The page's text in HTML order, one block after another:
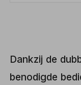
Dankzij de
benodigde